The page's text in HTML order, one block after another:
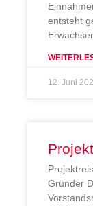
entsteht
12. Juni
Gründer